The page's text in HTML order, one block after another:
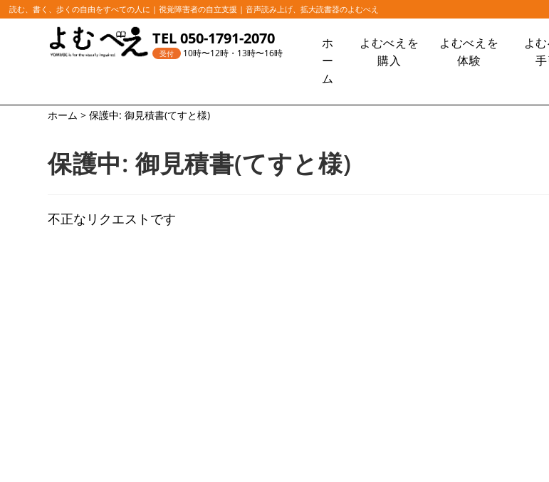
読む、書く、歩くの自由をすべての人に | 視覚障害者の自立支援 | 音声読み上げ、拡大読書器のよむべえ
TEL 050-1791-2070
受付 10時〜12時・13時〜16時
ツ
ホ
ー
ム
よむべえを
購入
よむべえを
体験
よ
ホーム >保護中: 御見積書(てすと様)
保護中: 御見積書(てすと様)
不正なリクエストです